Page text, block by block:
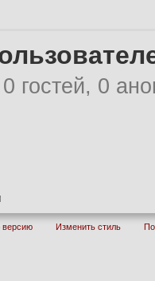
гостей, 0
версию Изменить стиль